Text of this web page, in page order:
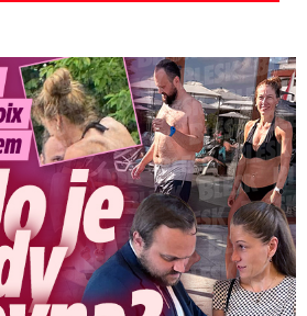
Kdo je tady královna?